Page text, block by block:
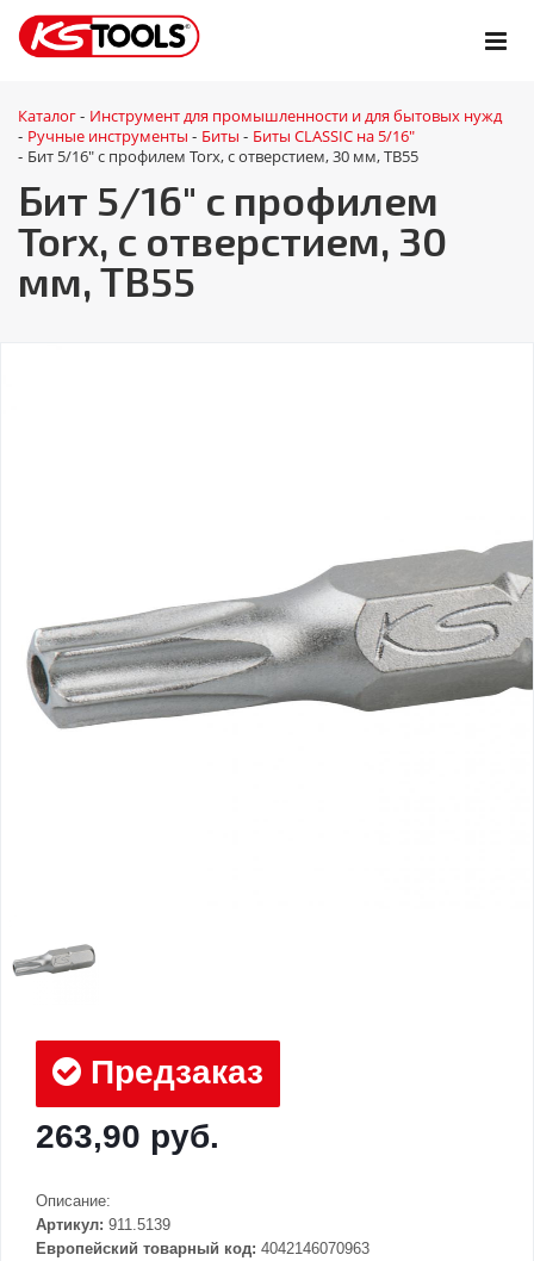
Каталог - Инструмент для промышленности и для бытовых нужд
- Ручные инструменты - Биты - Биты CLASSIC на 5/16"
- Бит 5/16" с профилем Torx, с отверстием, 30 мм, ТВ55
Бит 5/16" с профилем
Torx, с отверстием, 30
мм, ТВ55
Предзаказ
263,90 руб.
Описание:
Артикул: 911.5139
Европейский товарный код: 4042146070963